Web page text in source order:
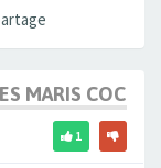
MARIS COCUS
1